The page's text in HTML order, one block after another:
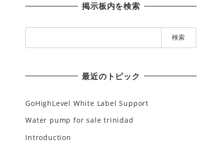
掲示板内を検索
索
最近のトピック
GoHighLevel White Label Support
Water pump for sale trinidad
Introduction